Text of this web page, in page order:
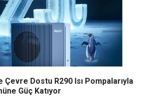
Çevre Dostu R290 Isı Pompalarıyla
Güç Katıyor